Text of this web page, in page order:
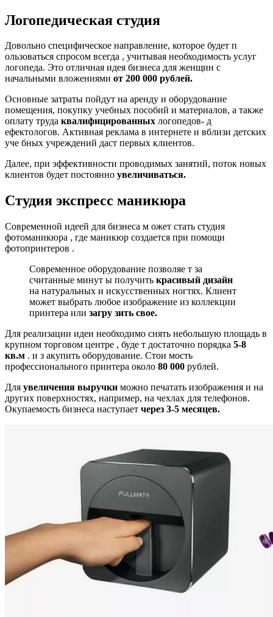
Логопедическая студия
Довольно специфическое направление, которое будет п
ользоваться спросом всегда , учитывая необходимость услуг
логопеда. Это отличная идея бизнеса для женщин с
начальными вложениями от 200 000 рублей.
Основные затраты пойдут на аренду и оборудование
помещения, покупку учебных пособий и материалов, а также
оплату труда квалифицированных логопедов- д
ефектологов. Активная реклама в интернете и вблизи детских
уче бных учреждений даст первых клиентов.
Далее, при эффективности проводимых занятий, поток новых
клиентов будет постоянно увеличиваться.
Студия экспресс маникюра
Современной идеей для бизнеса м ожет стать студия
фотоманикюра , где маникюр создается при помощи
фотопринтеров .
Современное оборудование позволяе т за
считанные минут ы получить красивый дизайн
на натуральных и искусственных ногтях. Клиент
может выбрать любое изображение из коллекции
принтера или загру зить свое.
Для реализации идеи необходимо снять небольшую площадь в
крупном торговом центре , буде т достаточно порядка 5-8
кв.м . и з акупить оборудование. Стои мость
профессионального принтера около 80 000 рублей.
Для увеличения выручки можно печатать изображения и на
других поверхностях, например, на чехлах для телефонов.
Окупаемость бизнеса наступает через 3-5 месяцев.